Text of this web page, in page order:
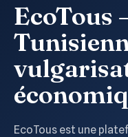
EcoTous
EcoTous est une